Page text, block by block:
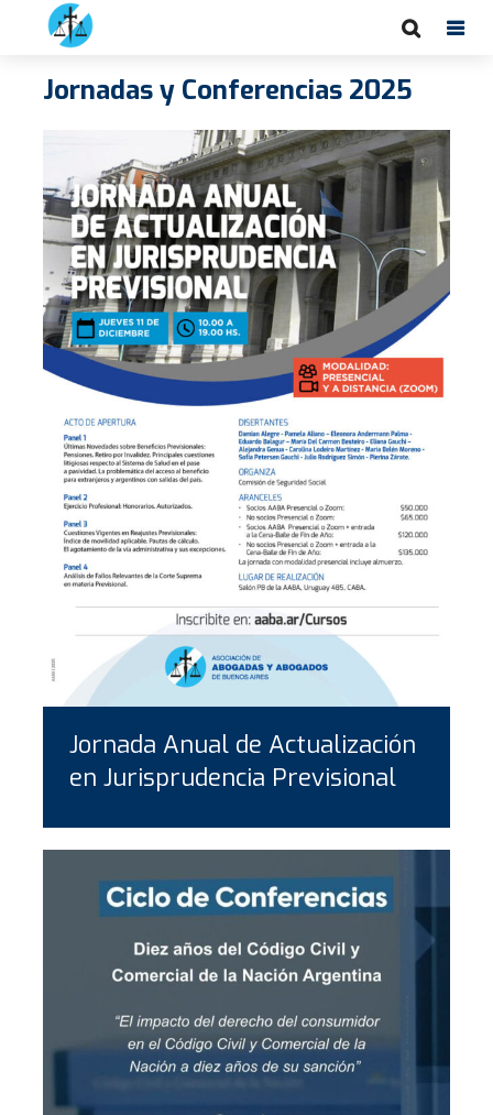
Jornadas y Conferencias 2025
Jornada Anual de Actualización
en Jurisprudencia Previsional